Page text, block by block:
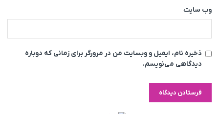
وب‌ سایت
ذخیره نام، ایمیل و وبسایت من در مرورگر برای زمانی که دوباره
دیدگاهی می‌نویسم.